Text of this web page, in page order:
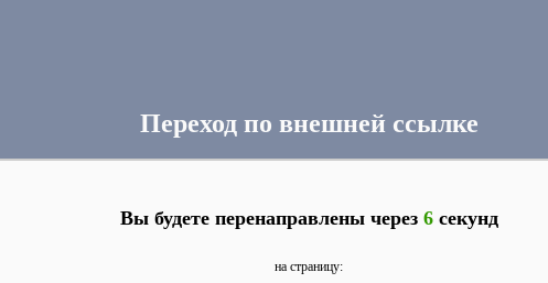
Переход по внешней ссылке
Вы будете перенаправлены через 6секунд
на страницу: